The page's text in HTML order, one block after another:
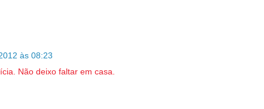
às 08:23
Não deixo faltar em casa.